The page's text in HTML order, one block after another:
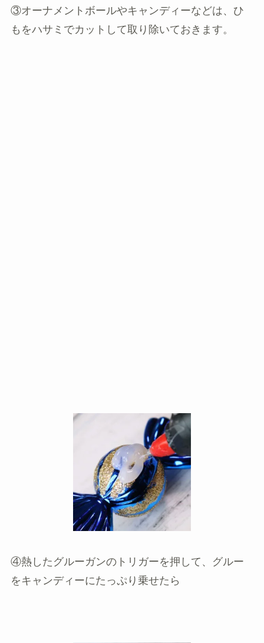
③オーナメントボールやキャンディーなどは、ひ
もをハサミでカットして取り除いておきます。
④熱したグルーガンのトリガーを押して、グルー
をキャンディーにたっぷり乗せたら